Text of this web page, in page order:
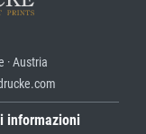
· Austria
informazioni